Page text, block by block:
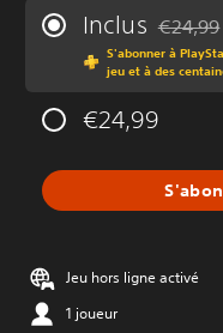
Inclus Remise
€24,99
S'abonner à
jeu et à des
€24,99
Jeu hors ligne activé
1 joueur